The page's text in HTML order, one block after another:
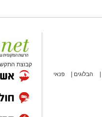
הבלוגים
פנאי
קבוצת